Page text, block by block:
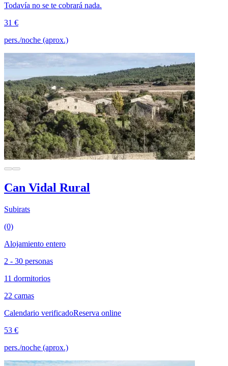
Todavía no se te cobrará nada.
31 €
pers./noche (aprox.)
Can Vidal Rural
Subirats
(0)
Alojamiento entero
2 - 30 personas
11 dormitorios
22 camas
Calendario verificadoReserva online
53 €
pers./noche (aprox.)